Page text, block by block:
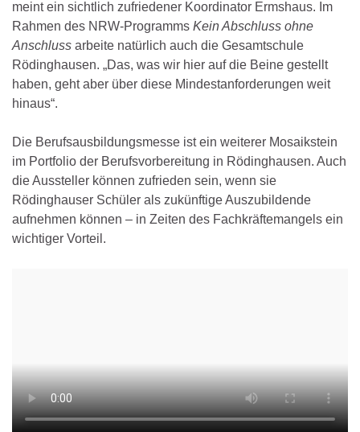
meint ein sichtlich zufriedener Koordinator Ermshaus. Im
Rahmen des NRW-Programms Kein Abschluss ohne
Anschluss arbeite natürlich auch die Gesamtschule
Rödinghausen. „Das, was wir hier auf die Beine gestellt
haben, geht aber über diese Mindestanforderungen weit
hinaus“.
Die Berufsausbildungsmesse ist ein weiterer Mosaikstein
im Portfolio der Berufsvorbereitung in Rödinghausen. Auch
die Aussteller können zufrieden sein, wenn sie
Rödinghauser Schüler als zukünftige Auszubildende
aufnehmen können – in Zeiten des Fachkräftemangels ein
wichtiger Vorteil.